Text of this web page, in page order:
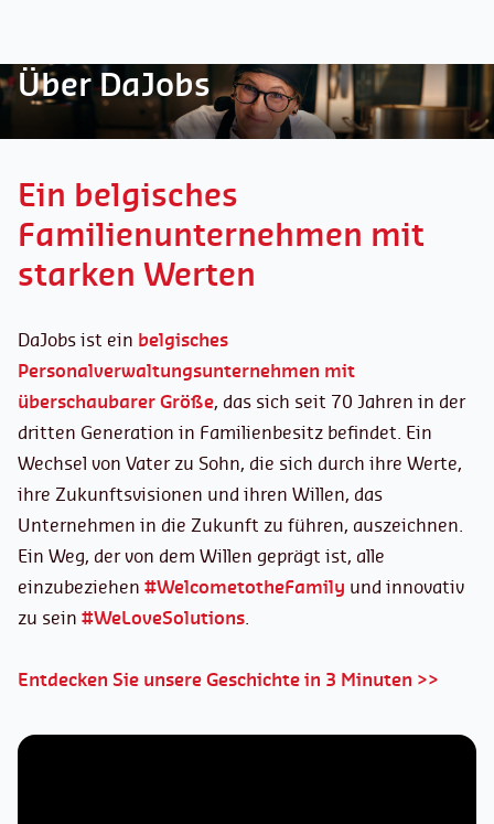
Über DaJobs
Ein belgisches
Familienunternehmen mit
starken Werten
DaJobs ist ein belgisches
Personalverwaltungsunternehmen mit
überschaubarer Größe, das sich seit 70 Jahren in der
dritten Generation in Familienbesitz befindet. Ein
Wechsel von Vater zu Sohn, die sich durch ihre Werte,
ihre Zukunftsvisionen und ihren Willen, das
Unternehmen in die Zukunft zu führen, auszeichnen.
Ein Weg, der von dem Willen geprägt ist, alle
einzubeziehen #WelcometotheFamily und innovativ
zu sein #WeLoveSolutions.
Entdecken Sie unsere Geschichte in 3 Minuten >>